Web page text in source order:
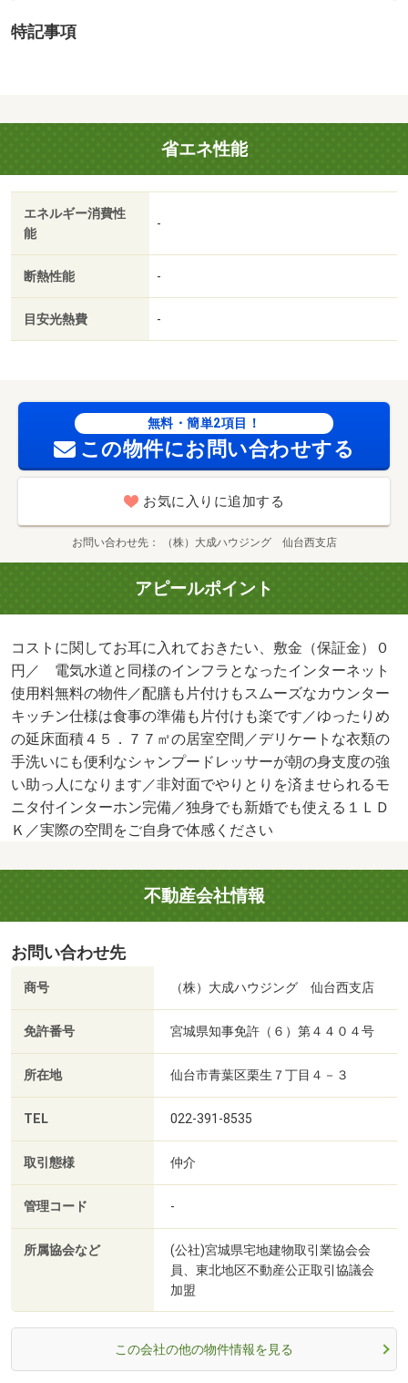
５．５％ ※ペット可は２．５万／２．５％）・維持費
物件／配膳も片付けもスムーズなカウンターキッチン採用
だから、食卓とキッチンが繋がっていで便利です・駐輪
場：有
特記事項
省エネ性能
エネルギー消費性
能
-
断熱性能 -
目安光熱費 -
無料・簡単2項目！
この物件にお問い合わせする
お気に入りに追加する
お問い合わせ先 （株）大成ハウジング 仙台西支店
アピールポイント
コストに関してお耳に入れておきたい、敷金（保証金）０
円／ 電気水道と同様のインフラとなったインターネット
使用料無料の物件／配膳も片付けもスムーズなカウンター
キッチン仕様は食事の準備も片付けも楽です／ゆったりめ
の延床面積４５．７７㎡の居室空間／デリケートな衣類の
手洗いにも便利なシャンプードレッサーが朝の身支度の強
い助っ人になります／非対面でやりとりを済ませられるモ
ニタ付インターホン完備／独身でも新婚でも使える１ＬＤ
Ｋ／実際の空間をご自身で体感ください
不動産会社情報
お問い合わせ先
商号 （株）大成ハウジング 仙台西支店
免許番号 宮城県知事免許（６）第４４０４号
所在地 仙台市青葉区栗生７丁目４－３
TEL 022-391-8535
取引態様 仲介
管理コード -
所属協会など
(公社)宮城県宅地建物取引業協会会
員、東北地区不動産公正取引協議会
加盟
この会社の他の物件情報を見る